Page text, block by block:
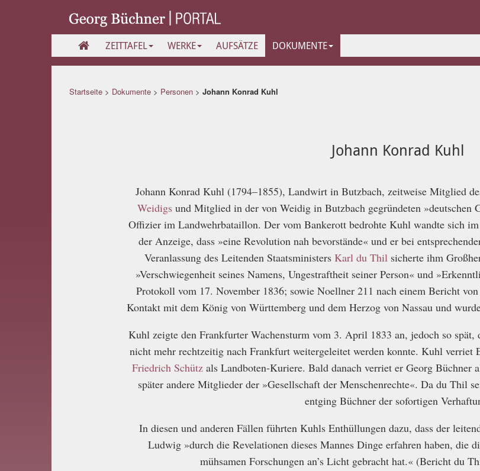
ZEITTAFEL WERKE AUFSÄTZE DOKUMENTE
Startseite > Dokumente > Personen > Johann Konrad Kuhl
Johann Konrad Kuhl
Johann Konrad Kuhl (1794–1855), Landwirt in Butzbach, zeitweise Mitglied
Weidigs und Mitglied in der von Weidig in Butzbach gegründeten »deutschen
Offizier im Landwehrbataillon. Der vom Bankerott bedrohte Kuhl wandte sich
der Anzeige, dass »eine Revolution nah bevorstände« und er bei
Veranlassung des Leitenden Staatsministers Karl du Thil sicherte ihm
»Verschwiegenheit seines Namens, Ungestraftheit seiner Person« und
Protokoll vom 17. November 1836; sowie Noellner 211 nach einem Bericht
Kontakt mit dem König von Württemberg und dem Herzog von Nassau und
Kuhl zeigte den Frankfurter Wachensturm vom 3. April 1833 an, jedoch so spät,
nicht mehr rechtzeitig nach Frankfurt weitergeleitet werden konnte. Kuhl verriet
Friedrich Schützals Landboten-Kuriere. Bald danach verriet er Georg Büchner
später andere Mitglieder der »Gesellschaft der Menschenrechte«. Da du Thil
entging Büchner der sofortigen
In diesen und anderen Fällen führten Kuhls Enthüllungen dazu, dass der
Ludwig »durch die Revelationen dieses Mannes Dinge erfahren haben, die
mühsamen Forschungen an’s Licht gebracht hat.« (Bericht du